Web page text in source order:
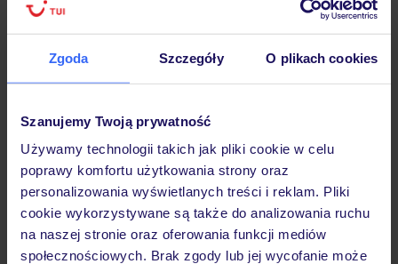
Zgoda Szczegóły O plikach cookies
Szanujemy Twoją prywatność
Używamy technologii takich jak pliki cookie w celu
poprawy komfortu użytkowania strony oraz
personalizowania wyświetlanych treści i reklam. Pliki
cookie wykorzystywane są także do analizowania ruchu
na naszej stronie oraz oferowania funkcji mediów
społecznościowych. Brak zgody lub jej wycofanie może
Hotel
Opinie
Pokoje
Wyżywienie